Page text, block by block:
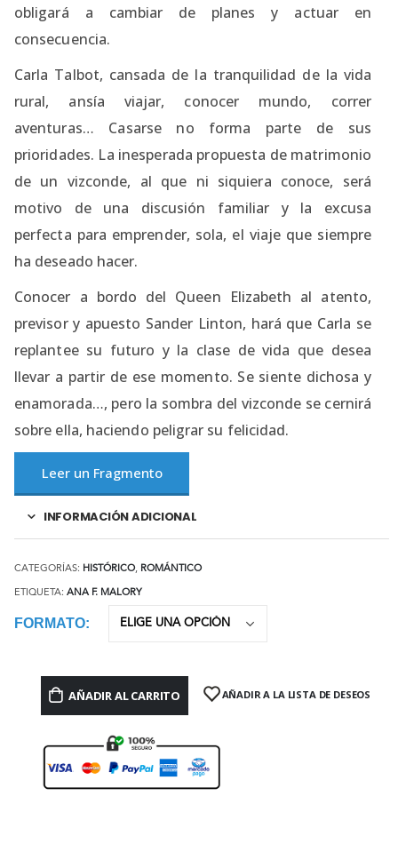
obligará a cambiar de planes y actuar en
consecuencia.
Carla Talbot, cansada de la tranquilidad de la vida
rural, ansía viajar, conocer mundo, correr
aventuras… Casarse no forma parte de sus
prioridades. La inesperada propuesta de matrimonio
de un vizconde, al que ni siquiera conoce, será
motivo de una discusión familiar y la excusa
perfecta para emprender, sola, el viaje que siempre
ha deseado hacer.
Conocer a bordo del Queen Elizabeth al atento,
previsor y apuesto Sander Linton, hará que Carla se
replantee su futuro y la clase de vida que desea
llevar a partir de ese momento. Se siente dichosa y
enamorada…, pero la sombra del vizconde se cernirá
sobre ella, haciendo peligrar su felicidad.
Leer un Fragmento
INFORMACIÓN ADICIONAL
CATEGORÍAS: HISTÓRICO, ROMÁNTICO
ETIQUETA: ANA F. MALORY
FORMATO
AÑADIR AL CARRITO AÑADIR A LA LISTA DE DESEOS